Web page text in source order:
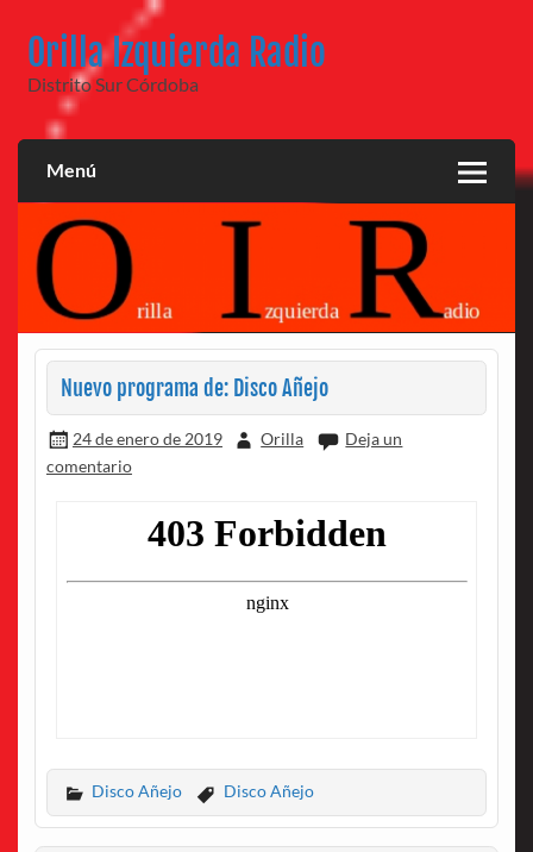
contenido
Orilla Izquierda Radio
Distrito Sur Córdoba
Menú
Nuevo programa de: Disco Añejo
24 de enero de 2019 Orilla
Deja un
comentario
Disco Añejo Disco Añejo